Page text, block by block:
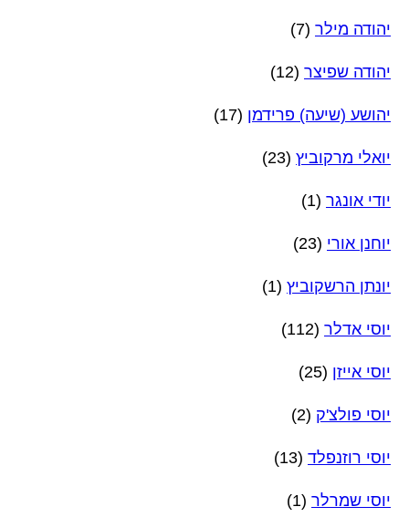
יהודה מילר (7)
יהודה שפיצר (12)
יהושע (שיעה) פרידמן (17)
יואלי מרקוביץ (23)
יודי אונגר (1)
יוחנן אורי (23)
יונתן הרשקוביץ (1)
יוסי אדלר (112)
יוסי אייזן (25)
יוסי פולצ'ק (2)
יוסי רוזנפלד (13)
יוסי שמרלר (1)